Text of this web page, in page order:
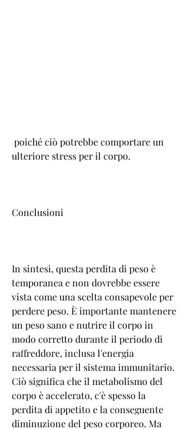
ulteriore stress per il corpo.
Conclusioni
In sintesi, questa perdita di peso è
temporanea e non dovrebbe essere
vista come una scelta consapevole per
perdere peso. È importante mantenere
un peso sano e nutrire il corpo in
modo corretto durante il periodo di
raffreddore, inclusa l'energia
necessaria per il sistema immunitario.
Ciò significa che il metabolismo del
corpo è accelerato, c'è spesso la
perdita di appetito e la conseguente
diminuzione del peso corporeo. Ma